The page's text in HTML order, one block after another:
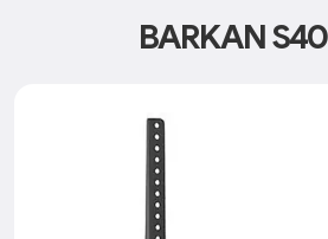
BARKAN